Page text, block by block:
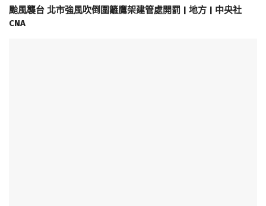
颱風襲台 北市強風吹倒圍籬鷹架建管處開罰 | 地方 | 中央社
CNA